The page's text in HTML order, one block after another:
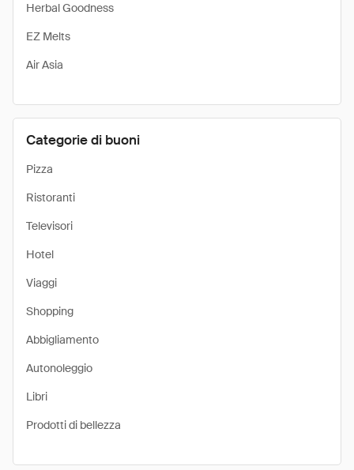
Herbal Goodness
EZ Melts
Air Asia
Categorie di buoni
Pizza
Ristoranti
Televisori
Hotel
Viaggi
Shopping
Abbigliamento
Autonoleggio
Libri
Prodotti di bellezza